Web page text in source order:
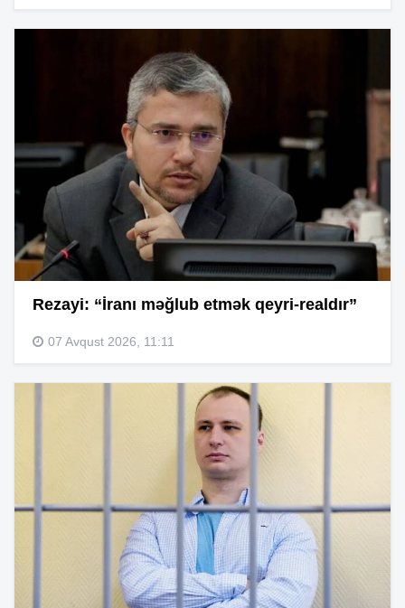
Rezayi: “İranı məğlub etmək qeyri-realdır”
07 Avqust 2026, 11:11